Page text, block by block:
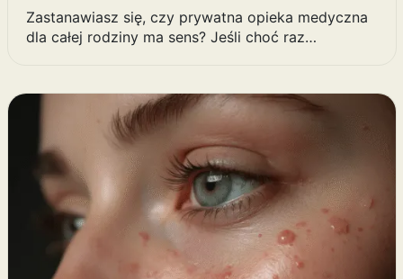
Zastanawiasz się, czy prywatna opieka medyczna
dla całej rodziny ma sens? Jeśli choć raz…